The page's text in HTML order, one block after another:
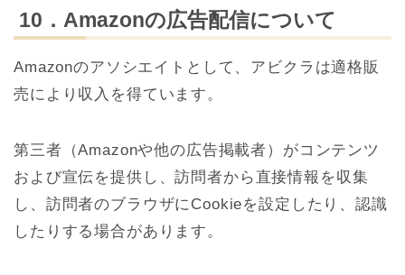
10．Amazonの広告配信について
Amazonのアソシエイトとして、アビクラは適格販
売により収入を得ています。
第三者（Amazonや他の広告掲載者）がコンテンツ
および宣伝を提供し、訪問者から直接情報を収集
し、訪問者のブラウザにCookieを設定したり、認識
したりする場合があります。